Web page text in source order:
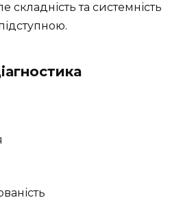
складність та системність